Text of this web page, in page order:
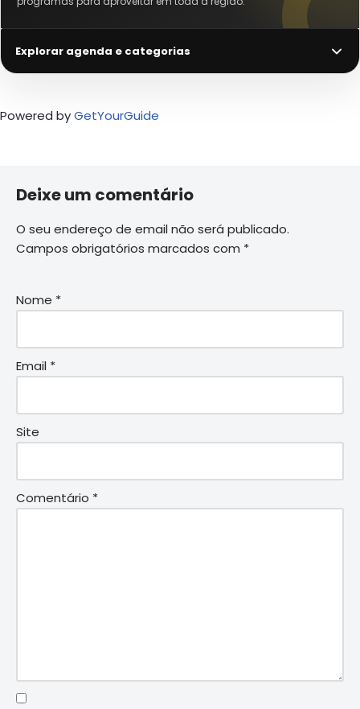
Explorar agenda e categorias
Powered byGetYourGuide
Deixe um comentário
O seu endereço de email não será publicado.
Campos obrigatórios marcados com *
Nome *
Email *
Site
Comentário *